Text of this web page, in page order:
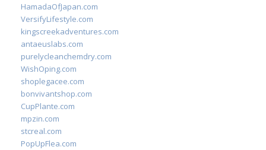
HamadaOfJapan.com
VersifyLifestyle.com
kingscreekadventures.com
antaeuslabs.com
purelycleanchemdry.com
WishOping.com
shoplegacee.com
bonvivantshop.com
CupPlante.com
mpzin.com
stcreal.com
PopUpFlea.com